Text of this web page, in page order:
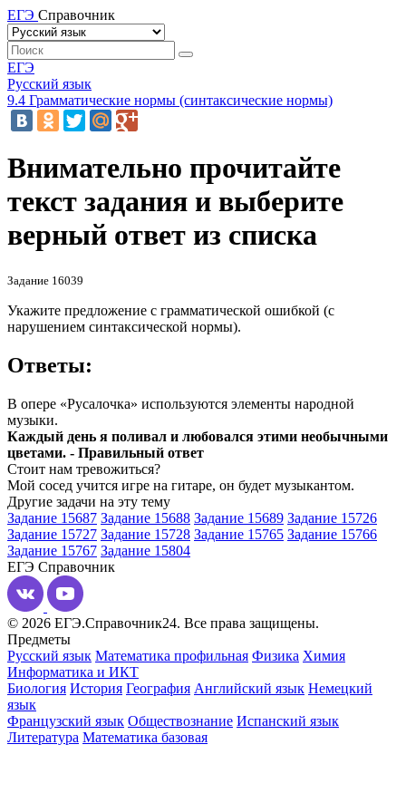
ЕГЭ Справочник
ЕГЭ
Русский язык
9.4 Грамматические нормы (синтаксические нормы)
Внимательно прочитайте
текст задания и выберите
верный ответ из списка
Задание 16039
Укажите предложение с грамматической ошибкой (с
нарушением синтаксической нормы).
Ответы:
В опере «Русалочка» используются элементы народной
музыки.
Каждый день я поливал и любовался этими необычными
цветами. - Правильный ответ
Стоит нам тревожиться?
Мой сосед учится игре на гитаре, он будет музыкантом.
Другие задачи на эту тему
Задание 15687 Задание 15688 Задание 15689 Задание 15726
Задание 15727 Задание 15728 Задание 15765 Задание 15766
Задание 15767 Задание 15804
ЕГЭ Справочник
© 2026 ЕГЭ.Справочник24. Все права защищены.
Предметы
Русский язык Математика профильная Физика Химия
Информатика и ИКТ
Биология История География Английский язык Немецкий
язык
Французский язык Обществознание Испанский язык
Литература Математика базовая